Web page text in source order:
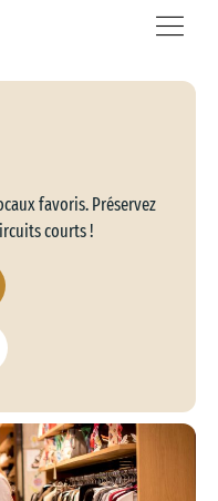
favoris. Préservez
courts !